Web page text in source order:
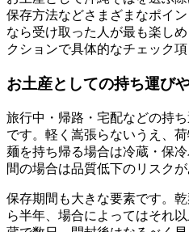
保存方法などさまざまなポイ
なら受け取った人が最も楽し
クションで具体的なチェック項
お土産としての持ち運び
旅行中・帰路・宅配などの持
です。軽く嵩張らないうえ、
麺を持ち帰る場合は冷蔵・保
間の場合は品質低下のリスクが
保存期間も大きな要素です。
ら半年、場合によってはそれ